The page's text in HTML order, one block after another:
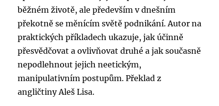
běžném životě, ale především v dnešním
překotně se měnícím světě podnikání. Autor na
praktických příkladech ukazuje, jak účinně
přesvědčovat a ovlivňovat druhé a jak současně
nepodlehnout jejich neetickým,
manipulativním postupům. Překlad z
angličtiny Aleš Lisa.